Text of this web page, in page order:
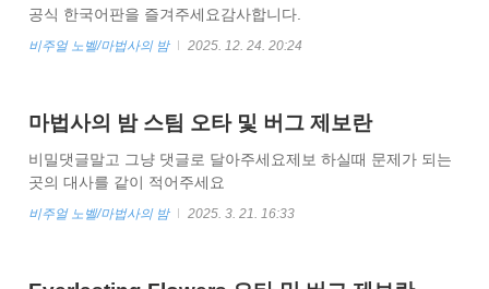
공식 한국어판을 즐겨주세요감사합니다.
비주얼 노벨/마법사의 밤 2025. 12. 24. 20:24
마법사의 밤 스팀 오타 및 버그 제보란
비밀댓글말고 그냥 댓글로 달아주세요제보 하실때 문제가 되는
곳의 대사를 같이 적어주세요
비주얼 노벨/마법사의 밤 2025. 3. 21. 16:33